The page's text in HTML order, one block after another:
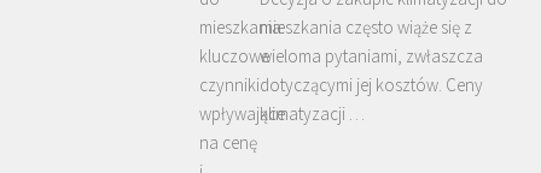
mieszkania często wiąże się z
wieloma pytaniami, zwłaszcza
dotyczącymi jej kosztów. Ceny
klimatyzacji …